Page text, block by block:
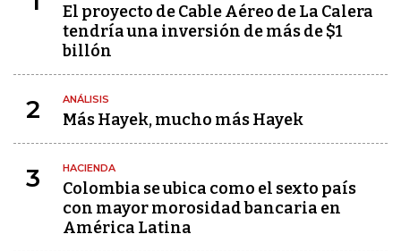
El proyecto de Cable Aéreo de La Calera
tendría una inversión de más de $1
billón
2 ANÁLISIS
Más Hayek, mucho más Hayek
3 HACIENDA
Colombia se ubica como el sexto país
con mayor morosidad bancaria en
América Latina